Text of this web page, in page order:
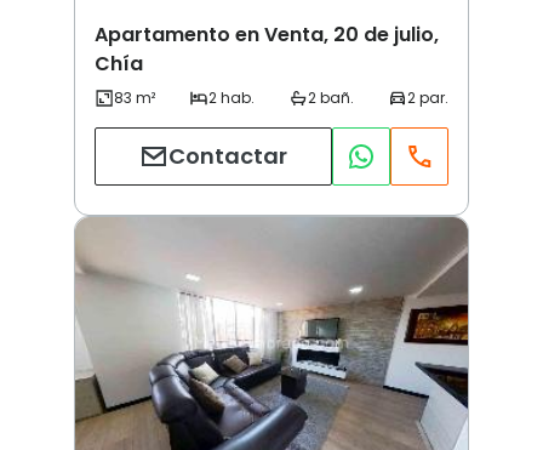
Apartamento en Venta, 20 de julio,
Chía
Contactar